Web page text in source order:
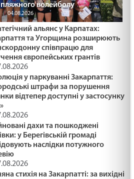
/1485/ Майтеся файно
ОСЛИКА /1484/ Майтеся файно
/1483/ Майтеся файно
/1482/ Майтеся файно
пляжного волейболу
04.08.2026
альянс у Карпатах:
та Угорщина розширюють
співпрацю для
європейських грантів
у паркуванні Закарпаття:
штрафи за порушення
відтепер доступні у застосунку
дахи та пошкоджені
у Берегівській громаді
наслідки потужного
стихія на Закарпатті: за вихідні